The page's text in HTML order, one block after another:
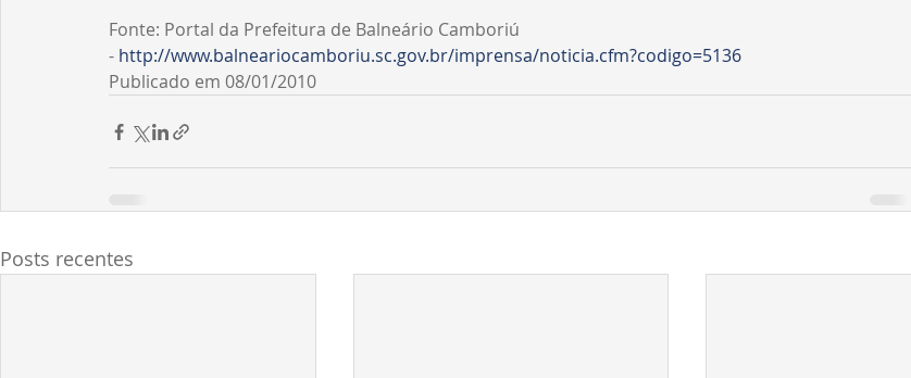
Fonte: Portal da Prefeitura de Balneário Camboriú
- http://www.balneariocamboriu.sc.gov.br/imprensa/noticia.cfm?codigo=5136
Publicado em 08/01/2010
Posts recentes